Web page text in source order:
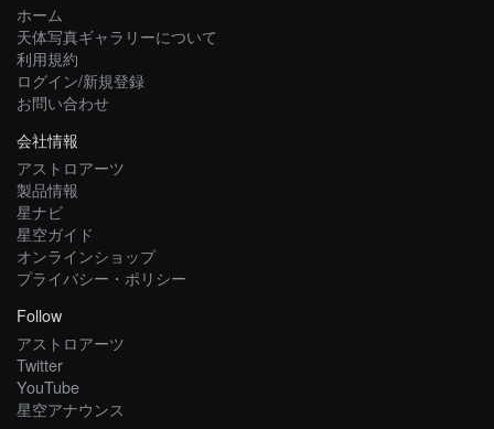
ホーム
天体写真ギャラリーについて
利用規約
ログイン/新規登録
お問い合わせ
会社情報
アストロアーツ
製品情報
星ナビ
星空ガイド
オンラインショップ
プライバシー・ポリシー
Follow
アストロアーツ
Twitter
YouTube
星空アナウンス